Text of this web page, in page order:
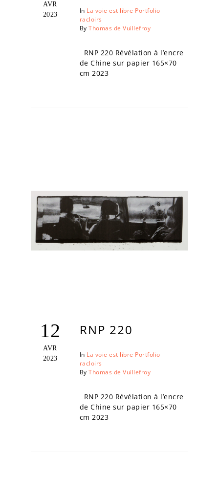
AVR
2023
In La voie est libre Portfolio
racloirs
ByThomas de Vuillefroy
RNP 220 Révélation à l’encre
de Chine sur papier 165×70
cm 2023
12
AVR
2023
RNP 220
In La voie est libre Portfolio
racloirs
ByThomas de Vuillefroy
RNP 220 Révélation à l’encre
de Chine sur papier 165×70
cm 2023